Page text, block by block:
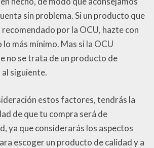
sin problema. Si un producto que
por la OCU, hazte con
lo más mínimo. Mas si la OCU
no se trata de un producto de
al siguiente.
estos factores, tendrás la
de que tu compra será de
ya que considerarás los aspectos
escoger un producto de calidad y a